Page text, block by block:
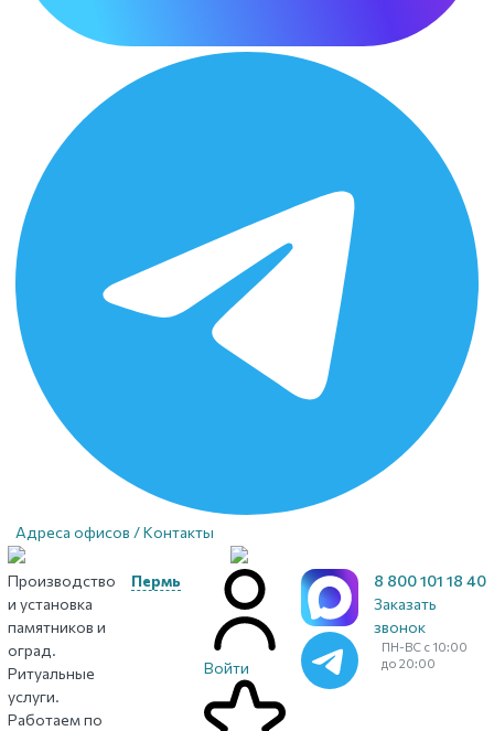
Адреса офисов / Контакты
Производство
и установка
памятников и
оград.
Ритуальные
услуги.
Работаем по
Пермь
Войти
8 800 101 18 40
Заказать
звонок
ПН-ВС с 10:00
до 20:00